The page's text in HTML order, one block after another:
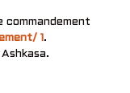
commandement
1 .